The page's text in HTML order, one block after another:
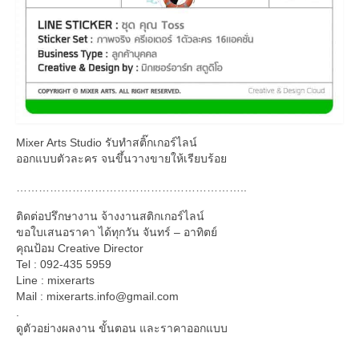
Mixer Arts Studio รับทำสติ๊กเกอร์ไลน์
ออกแบบตัวละคร จนขึ้นวางขายให้เรียบร้อย
ติดต่อปรึกษางาน จ้างงานสติกเกอร์ไลน์
ขอใบเสนอราคา ได้ทุกวัน จันทร์ – อาทิตย์
คุณป้อม Creative Director
Tel : 092-435 5959
Line : mixerarts
Mail : mixerarts.info@gmail.com
ดูตัวอย่างผลงาน ขั้นตอน และราคาออกแบบ